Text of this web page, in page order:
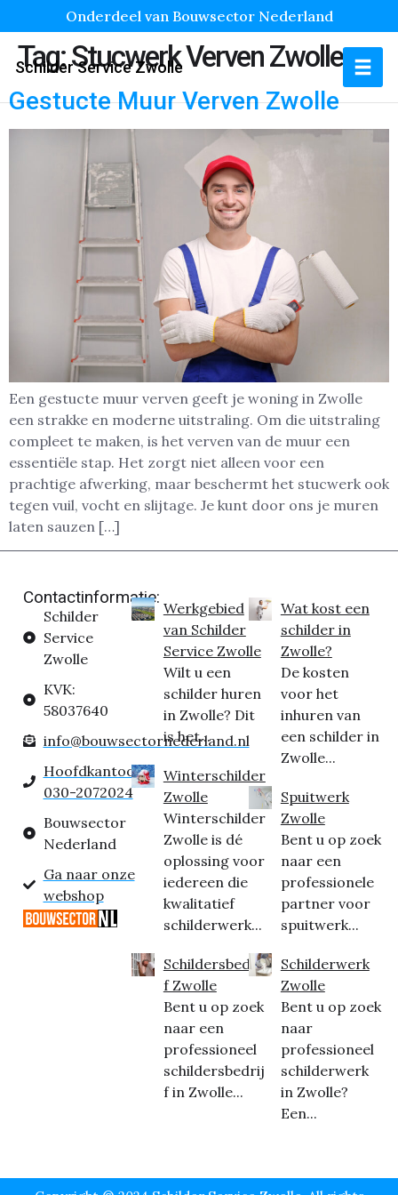
Onderdeel van Bouwsector Nederland
Schilder Service Zwolle
Tag:Stucwerk Verven Zwolle
Gestucte Muur Verven Zwolle
Een gestucte muur verven geeft je woning in Zwolle
een strakke en moderne uitstraling. Om die uitstraling
compleet te maken, is het verven van de muur een
essentiële stap. Het zorgt niet alleen voor een
prachtige afwerking, maar beschermt het stucwerk ook
tegen vuil, vocht en slijtage. Je kunt door ons je muren
laten sauzen […]
Contactinformatie:
Schilder
Service
Zwolle
KVK:
58037640
info@bouwsectornederland.nl
Hoofdkantoor:
030-2072024
Bouwsector
Nederland
Ga naar onze
webshop
Werkgebied
van Schilder
Service Zwolle
Wilt u een
schilder huren
in Zwolle? Dit
is het...
Winterschilder
Zwolle
Winterschilder
Zwolle is dé
oplossing voor
iedereen die
kwalitatief
schilderwerk...
Schildersbedrij
f Zwolle
Bent u op zoek
naar een
professioneel
schildersbedrij
f in Zwolle...
Wat kost een
schilder in
Zwolle?
De kosten
voor het
inhuren van
een schilder in
Zwolle...
Spuitwerk
Zwolle
Bent u op zoek
naar een
professionele
partner voor
spuitwerk...
Schilderwerk
Zwolle
Bent u op zoek
naar
professioneel
schilderwerk
in Zwolle?
Een...